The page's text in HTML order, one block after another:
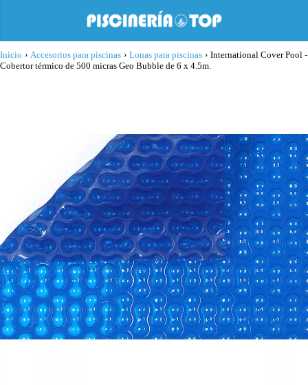
Inicio › Accesorios para piscinas › Lonas para piscinas › International Cover Pool -
Cobertor térmico de 500 micras Geo Bubble de 6 x 4.5m.